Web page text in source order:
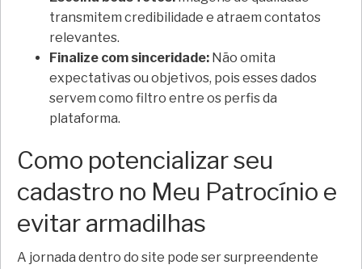
transmitem credibilidade e atraem contatos
relevantes.
Finalize com sinceridade: Não omita
expectativas ou objetivos, pois esses dados
servem como filtro entre os perfis da
plataforma.
Como potencializar seu
cadastro no Meu Patrocínio e
evitar armadilhas
A jornada dentro do site pode ser surpreendente